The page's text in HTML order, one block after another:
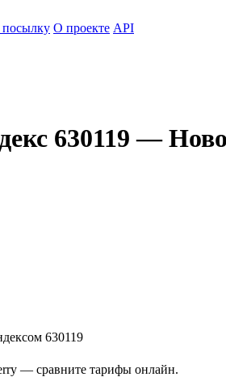
посылку О проекте API
630119 —
630119
— сравните тарифы онлайн.